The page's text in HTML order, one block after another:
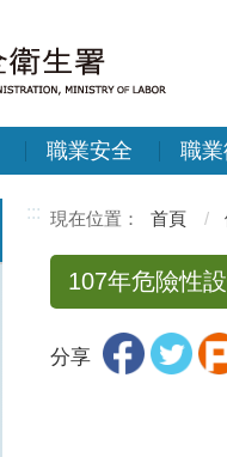
職業安全 職
::: 首頁
107年危險性
分享